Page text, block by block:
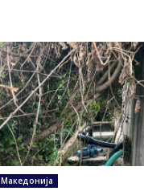
Македонија